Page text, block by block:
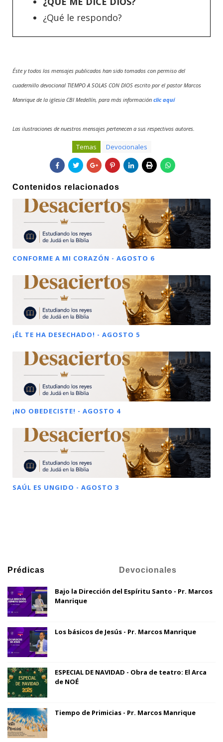
¿Qué le respondo?
Éste y todos los mensajes publicados han sido tomados con permiso del
cuadernillo devocional TIEMPO A SOLAS CON DIOS escrito por el pastor Marcos
Manrique de la iglesia CBI Medellín, para más información clic aquí
Las ilustraciones de nuestros mensajes pertenecen a sus respectivos autores.
Temas Devocionales
Contenidos relacionados
CONFORME A MI CORAZÓN - AGOSTO 6
¡ÉL TE HA DESECHADO! - AGOSTO 5
¡NO OBEDECISTE! - AGOSTO 4
SAÚL ES UNGIDO - AGOSTO 3
Prédicas Devocionales
Bajo la Dirección del Espíritu Santo - Pr. Marcos
Manrique
Los básicos de Jesús - Pr. Marcos Manrique
ESPECIAL DE NAVIDAD - Obra de teatro: El Arca
de NOÉ
Tiempo de Primicias - Pr. Marcos Manrique